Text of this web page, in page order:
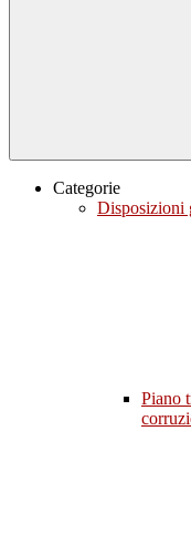
Categorie
Disposizioni
Piano